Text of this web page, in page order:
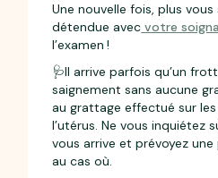
Une nouvelle fois, plus
détendue avec votre
l’examen !
🩺Il arrive parfois qu’un
saignement sans aucune
au grattage effectué sur
l’utérus. Ne vous inquiétez
vous arrive et prévoyez
au cas où.